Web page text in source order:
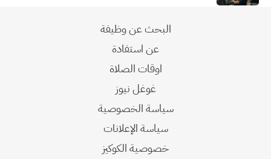
البحث عن وظيفة
عن استفادة
اوقات الصلاة
غوغل نيوز
سياسة الخصوصية
سياسة الإعلانات
خصوصية الكوكيز